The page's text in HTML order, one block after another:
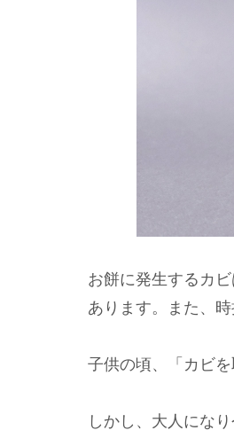
お餅に発生するカ
あります。また、
子供の頃、「カビ
しかし、大人にな